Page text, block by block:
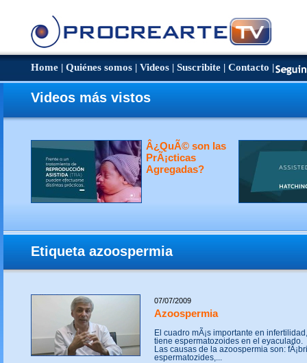
Home | Quiénes somos | Videos | Suscribite | Contacto |
Videos más vistos
Â¿QuÃ© son las
PrÃ¡cticas
Agregadas?
Etiqueta azoospermia
07/07/2009
Azoospermia
El cuadro mÃ¡s importante en
tiene espermatozoides en el eyaculado.
Las causas de la azoospermia son:
espermatozides,...